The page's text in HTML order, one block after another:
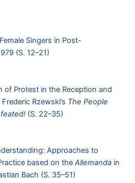
Singers in Post-
(S. 12–21)
of Protest in the Reception and
Rzewski’s The People
(S. 22–35)
Approaches to
based on the Allemanda in
Bach (S. 35–51)